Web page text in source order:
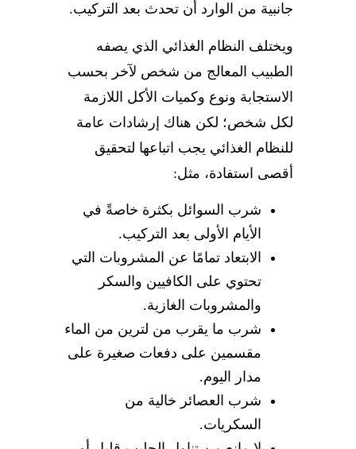
جانبية من الوارد أن تحدث بعد التركيب.
ويختلف النظام الغذائي الذي يصفه
الطبيب المعالج من شخص لآخر بحسب
الاستجابة ونوع وكميات الأكل اللازمة
لكل شخص؛ لكن هناك إرشادات عامة
للنظام الغذائي يجب اتباعها لتحقيق
أقصى استفادة، مثل:
شرب السوائل بكثرة خاصةً في
الأيام الأولى بعد التركيب.
الابتعاد تمامًا عن المشروبات التي
تحتوي على الكافيين والسكر
والمشروبات الغازية.
شرب ما يقرب من لترين من الماء
مقسمين على دفعات صغيرة على
مدار اليوم.
شرب العصائر خالية من
السكريات.